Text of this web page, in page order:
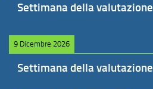
Settimana della valutazione
9 Dicembre 2026
Settimana della valutazione